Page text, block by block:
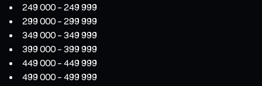
249 000 – 249 999
299 000 – 299 999
349 000 – 349 999
399 000 – 399 999
449 000 – 449 999
499 000 – 499 999